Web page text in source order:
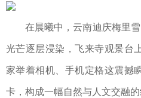
在晨曦中，云南迪庆梅里
光芒逐层浸染，飞来寺观景台
家举着相机、手机定格这震撼
卡，构成一幅自然与人文交融的